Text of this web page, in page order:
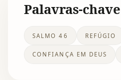
Palavras-chave
SALMO 46 REFÚGIO
CONFIANÇA EM DEUS